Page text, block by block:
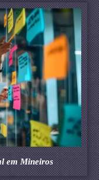
em Mineiros